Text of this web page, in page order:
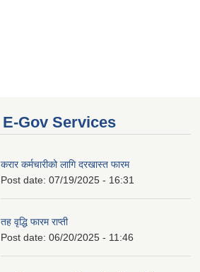
E-Gov Services
करार कर्मचारीको लागि दरखास्त फारम
Post date: 07/19/2025 - 16:31
तह वृद्धि फारम राप्ती
Post date: 06/20/2025 - 11:46